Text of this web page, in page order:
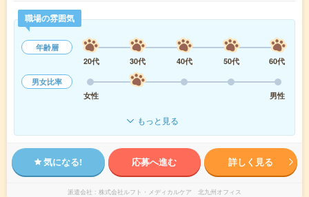
職場の雰囲気
年齢層
20代
30代 40代 50代
60代
男女比率
女性
男性
もっと見る
気になる! 応募へ進む 詳しく見る
派遣会社 株式会社ルフト・メディカルケア 北九州オフィス